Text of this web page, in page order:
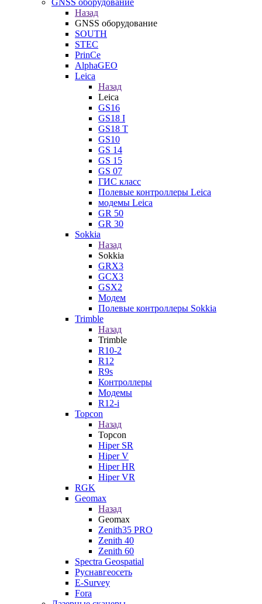
GNSS оборудование
Назад
GNSS оборудование
SOUTH
STEC
PrinCe
AlphaGEO
Leica
Назад
Leica
GS16
GS18 I
GS18 T
GS10
GS 14
GS 15
GS 07
ГИС класс
Полевые контроллеры Leica
модемы Leica
GR 50
GR 30
Sokkia
Назад
Sokkia
GRX3
GCX3
GSX2
Модем
Полевые контроллеры Sokkia
Trimble
Назад
Trimble
R10-2
R12
R9s
Контроллеры
Модемы
R12-i
Topcon
Назад
Topcon
Hiper SR
Hiper V
Hiper HR
Hiper VR
RGK
Geomax
Назад
Geomax
Zenith35 PRO
Zenith 40
Zenith 60
Spectra Geospatial
Руснавгеосеть
E-Survey
Fora